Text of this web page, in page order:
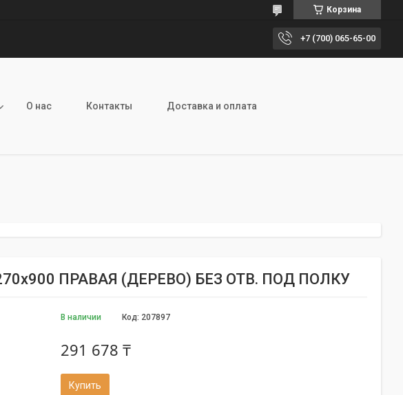
Корзина
+7 (700) 065-65-00
О нас Контакты Доставка и оплата
ПРАВАЯ (ДЕРЕВО) БЕЗ ОТВ. ПОД ПОЛКУ
В наличии Код: 207897
291 678 ₸
Купить